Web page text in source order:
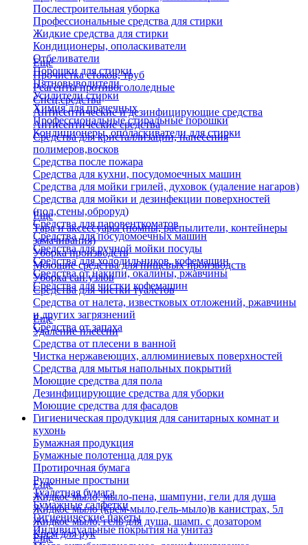
Послестроительная уборка
Профессиональные средства для стирки
Жидкие средства для стирки
Кондиционеры, ополаскиватели
Отбеливатели
Порошки для стирки
Пятновыводители
Усилители стирки
Химия для прачечных
Профессиональные стиральные порошки
Кондиционеры, ополаскиватели для стирки
Еще
Прочистка стоков, труб
Реагенты противогололедные
Спец.средства
Антисептические и дезинфицирующие средства
Антисептические средства
Средства для кристаллизации, нанесения
полимеров,восков
Средства после пожара
Средства для кухни, посудомоечных машин
Средства для мойки грилей, духовок (удаление нагаров)
Средства для мойки и дезинфекции поверхностей
(пол,стены,оброруд)
Средства для паровенткоматов
Средства для посудомоечных машин
Средства для ручной мойки посуды
Средства для холодильников, кофемашин
Средства от накипи, окалины, ржавчины
Средства для чистки кофемашин
Еще
Тара и аксессуары (помпы, распылители, контейнеры
замачивания)
Уборка производств
Моющие средства для пищевых производств
Уборка сан.узлов
Средства для чистки туалетов
Средства от налета, известковых отложений, ржавчины
и других загрязнений
Средства от запаха
Еще
Удаление плесени
Средства от плесени в ванной
Чистка нержавеющих, аллюминиевых поверхностей
Средства для мытья напольных покрытий
Моющие средства для пола
Дезинфицирующие средства для уборки
Моющие средства для фасадов
Гигиеническая продукция для санитарных комнат и
кухонь
Бумажная продукция
Бумажные полотенца для рук
Протирочная бумага
Рулонные простыни
Туалетная бумага
Бумажные салфетки
Гигиенические пакеты
Индивидуальные покрытия на унитаз
Еще
Жидкое мыло, мыло-пена, шампуни, гели для душа
Жидкое мыло (крем-мыло,гель-мыло)в канистрах, 5л
Жидкое мыло, гель для душа, шамп. с дозатором
Крем для рук
Еще